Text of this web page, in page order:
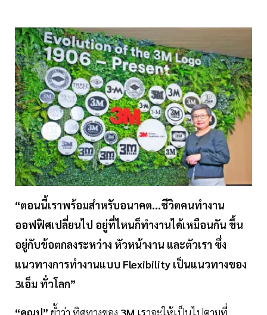
“ตอนนี้เราพร้อมสำหรับอนาคต...ชีวิตคนทำงาน
ออฟฟิศเปลี่ยนไป อยู่ที่ไหนก็ทำงานได้เหมือนกัน ขึ้น
อยู่กับข้อตกลงระหว่าง หัวหน้างาน และตัวเรา ซึ่ง
แนวทางการทำงานแบบ Flexibility เป็นแนวทางของ
3เอ็ม ทั่วโลก”
“คุณปู” ยํ้าว่า ทิศทางของ 3M เราจะให้เป็นไปตามที่